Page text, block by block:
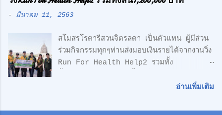
(ลำลูกกา) สุดยอดทำเลแห่งอนา...
และให้ตรวจสอบการฮุบโควตาสลากกินแบ่ง
รัฐบาล จำนวน 2,647 เล่ม ของนักกีฬาคน
สมาชิกรับสลากฯกับ สมาชิกสามัญของสมาคม
กีฬาคนตาบอดแห่งประเทศไทย ตามที่มีการเสนอ
ข่าวไปก่อนหน้านี้ ล่าสุด นายอำนวย กลิ่นอยู่
พร้อมด้วย นายกองตรีดร.สุธน จิตร์มั่น
ประธานที่ปรึกษาสมาคมฯ และพลโท ถาวร ไทย
- มีนาคม 11, 2563
สโมสรโรตารีสวนจิตรลดา เป็นตัวแทน ผู้มีส่วน
ร่วมกิจกรรมทุกๆท่านส่งมอบเงินรายได้จากงานวิ่ง
Run For Health Help2 รวมทั้ง
รพ.สมเด็จพระบรมราชเทวีฯหน่วยงานทหารเรือ
ทีมจักรยานกู้ชีพ ดร.ศักดิ์ศิษฏ์ เจนกุลประสูตร
อ่านเพิ่มเติม